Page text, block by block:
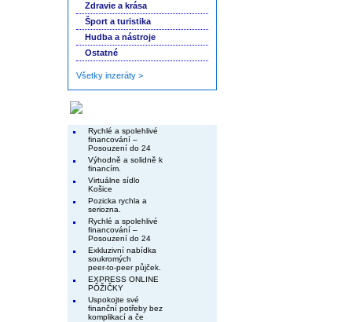
Zdravie a krása
Šport a turistika
Hudba a nástroje
Ostatné
Všetky inzeráty >
Rychlé a spolehlivé
financování –
Posouzení do 24
Výhodně a solidně k
financím.
Virtuálne sídlo
Košice
Pozicka rychla a
seriozna.
Rychlé a spolehlivé
financování –
Posouzení do 24
Exkluzivní nabídka
soukromých
peer-to-peer půjček.
EXPRESS ONLINE
PÔŽIČKY
Uspokojte své
finanční potřeby bez
komplikací a če